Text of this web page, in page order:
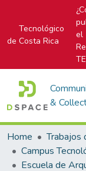
Tecnológico
de Costa Rica
el
&
Home
Trabajos